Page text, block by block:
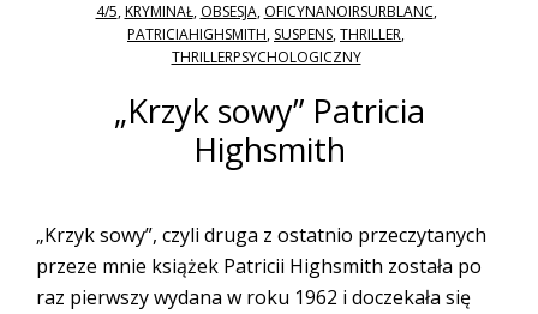
4/5,KRYMINAŁ, OBSESJA, OFICYNANOIRSURBLANC,
PATRICIAHIGHSMITH, SUSPENS,THRILLER,
THRILLERPSYCHOLOGICZNY
„Krzyk sowy” Patricia
Highsmith
„Krzyk sowy”, czyli druga z ostatnio przeczytanych
przeze mnie książek Patricii Highsmith została po
raz pierwszy wydana w roku 1962 i doczekała się